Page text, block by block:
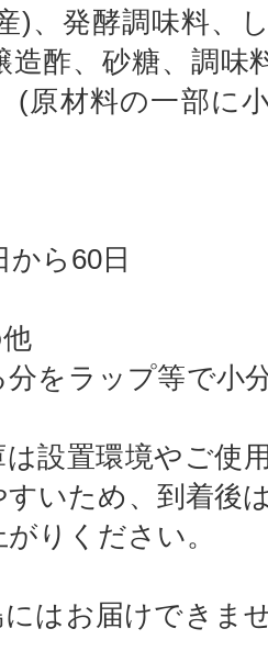
)、発酵調味料、
造酢、砂糖、調味
(原材料の一部に
から60日
分をラップ等で小
は設置環境やご使
いため、到着後
りください。
にはお届けできま